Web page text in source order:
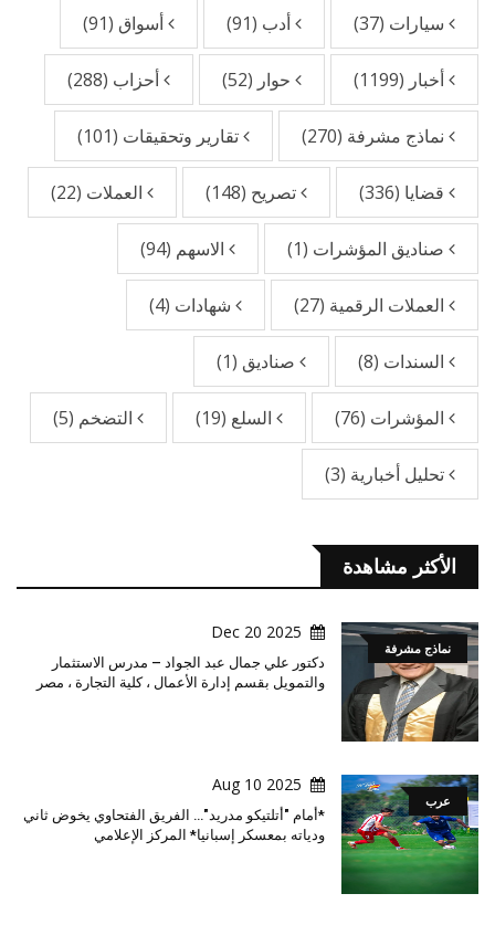
سيارات (37) أدب (91) أسواق (91)
أخبار (1199) حوار (52) أحزاب (288)
نماذج مشرفة (270) تقارير وتحقيقات (101)
قضايا (336) تصريح (148) العملات (22)
صناديق المؤشرات (1) الاسهم (94)
العملات الرقمية (27) شهادات (4)
السندات (8) صناديق (1)
المؤشرات (76) السلع (19) التضخم (5)
تحليل أخبارية (3)
الأكثر مشاهدة
نماذج مشرفة
2025 Dec 20
دكتور علي جمال عبد الجواد – مدرس الاستثمار
والتمويل بقسم إدارة الأعمال ، كلية التجارة ، مصر
عرب
2025 Aug 10
*أمام "أتلتيكو مدريد"… الفريق الفتحاوي يخوض ثاني
ودياته بمعسكر إسبانيا* المركز الإعلامي